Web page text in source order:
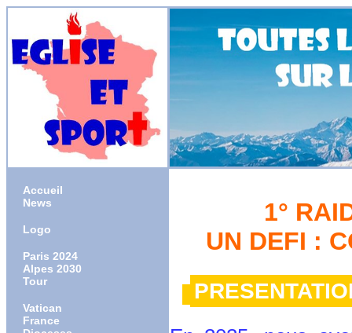
Accueil
News
Logo
Paris 2024
Alpes 2030
Tour
Vatican
France
1°
UN DEFI :